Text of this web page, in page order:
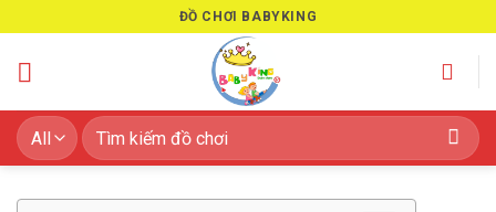
to
content
ĐỒ CHƠI BABYKING
Tìm
kiếm: